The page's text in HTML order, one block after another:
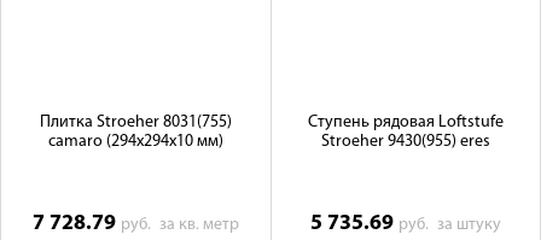
Плитка Stroeher 8031(755)
camaro (294х294х10 мм)
7 728.79 руб. за кв. метр
Ступень рядовая Loftstufe
Stroeher 9430(955) eres
5 735.69 руб. за штуку